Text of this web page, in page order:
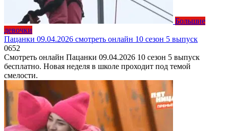
Большие
девочки
Пацанки 09.04.2026 смотреть онлайн 10 сезон 5 выпуск
0652
Смотреть онлайн Пацанки 09.04.2026 10 сезон 5 выпуск
бесплатно. Новая неделя в школе проходит под темой
смелости.